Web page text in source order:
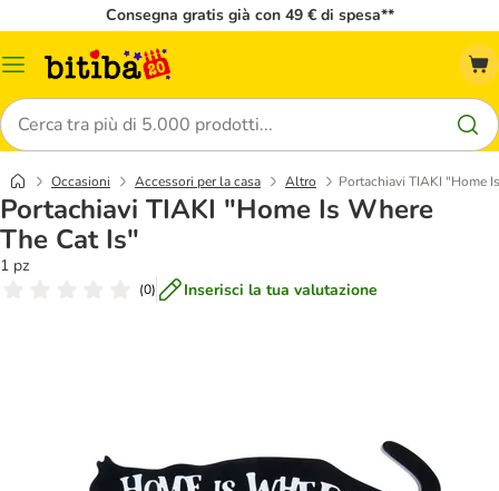
Consegna gratis già con 49 € di spesa**
Overview
Cerca
Occasioni Accessori per la casa Altro Portachiavi TIAKI "Home
Portachiavi TIAKI "Home Is Where
The Cat Is"
1 pz
(0) Inserisci la tua valutazione